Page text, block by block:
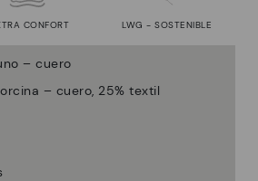
CONFORT LWG - SOSTENIBLE
– cuero
– cuero, 25% textil